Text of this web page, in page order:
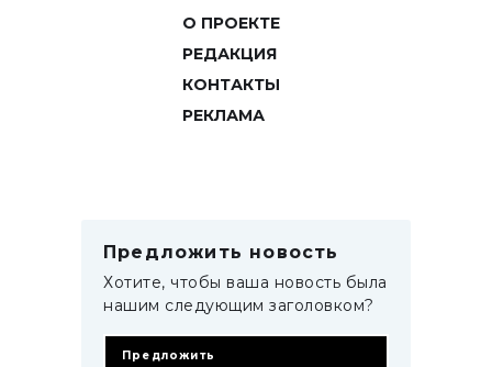
О ПРОЕКТЕ
РЕДАКЦИЯ
КОНТАКТЫ
РЕКЛАМА
Предложить новость
Хотите, чтобы ваша новость была
нашим следующим заголовком?
Предложить